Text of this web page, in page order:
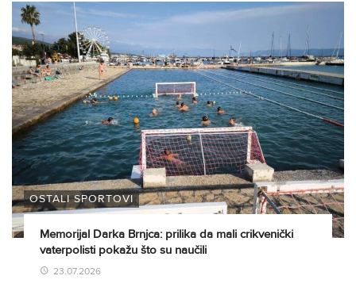
OSTALI SPORTOVI
Memorijal Darka Brnjca: prilika da mali crikvenički
vaterpolisti pokažu što su naučili
23.07.2026